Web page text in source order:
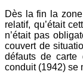
Dès la fin la
relatif, qu’était
n’était pas
couvert de
défauts de carte
conduit (1942) se